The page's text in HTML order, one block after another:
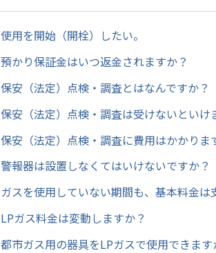
使用を開始（開栓）したい。
預かり保証金はいつ返金されますか？
保安（法定）点検・調査とはなんですか？
保安（法定）点検・調査は受けないとい
保安（法定）点検・調査に費用はかかり
警報器は設置しなくてはいけないですか？
ガスを使用していない期間も、基本料金
LPガス料金は変動しますか？
都市ガス用の器具をLPガスで使用できま